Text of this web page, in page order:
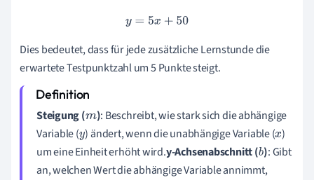
y=5x+ 50
Dies bedeutet, dass für jede zusätzliche Lernstunde die
erwartete Testpunktzahl um 5 Punkte steigt.
Steigung (m): Beschreibt, wie stark sich die abhängige
Variable (y) ändert, wenn die unabhängige Variable (x)
um eine Einheit erhöht wird.y-Achsenabschnitt (b): Gibt
an, welchen Wert die abhängige Variable annimmt,